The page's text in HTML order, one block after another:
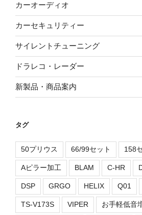
カーオーディオ
カーセキュリティー
サイレントチューニング
ドラレコ・レーダー
新製品・商品案内
タグ
50プリウス 66/99セット 158
Aピラー加工 BLAM C-HR
DSP GRGO HELIX Q01
TS-V173S VIPER お手軽低音